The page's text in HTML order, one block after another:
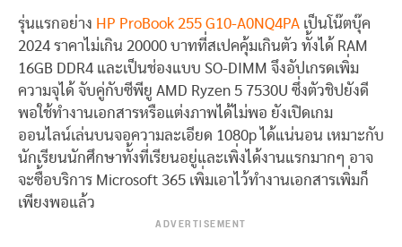
รุ่นแรกอย่าง HP ProBook 255 G10-A0NQ4PA เป็นโน๊ตบุ๊ค
2024 ราคาไม่เกิน 20000 บาทที่สเปคคุ้มเกินตัว ทั้งได้ RAM
16GB DDR4 และเป็นช่องแบบ SO-DIMM จึงอัปเกรดเพิ่ม
ความจุได้ จับคู่กับซีพียู AMD Ryzen 5 7530U ซึ่งตัวชิปยังดี
พอใช้ทำงานเอกสารหรือแต่งภาพได้ไม่พอ ยังเปิดเกม
ออนไลน์เล่นบนจอความละเอียด 1080p ได้แน่นอน เหมาะกับ
นักเรียนนักศึกษาทั้งที่เรียนอยู่และเพิ่งได้งานแรกมากๆ อาจ
จะซื้อบริการ Microsoft 365 เพิ่มเอาไว้ทำงานเอกสารเพิ่มก็
เพียงพอแล้ว
ADVERTISEMENT